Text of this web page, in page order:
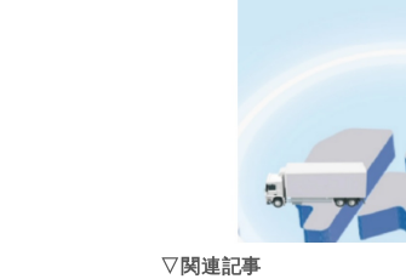
▽関連記事